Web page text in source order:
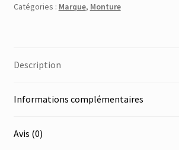
S’inscrire
Catégories : Marque, Monture
Description
Informations complémentaires
Avis (0)